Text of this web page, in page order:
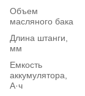
Объем
масляного бака
Длина штанги,
мм
Емкость
аккумулятора,
А·ч